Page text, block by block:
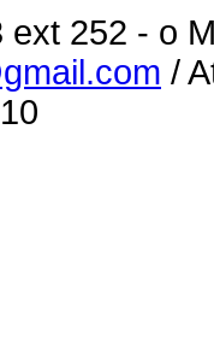
ext 252 - o
/